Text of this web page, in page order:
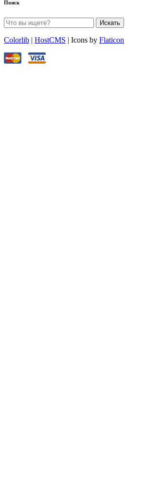
Поиск
Искать
Colorlib | HostCMS | Icons by Flaticon